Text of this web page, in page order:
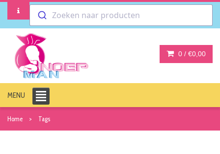
Zoeken naar producten
0 / €0,00
MENU
Home Tags